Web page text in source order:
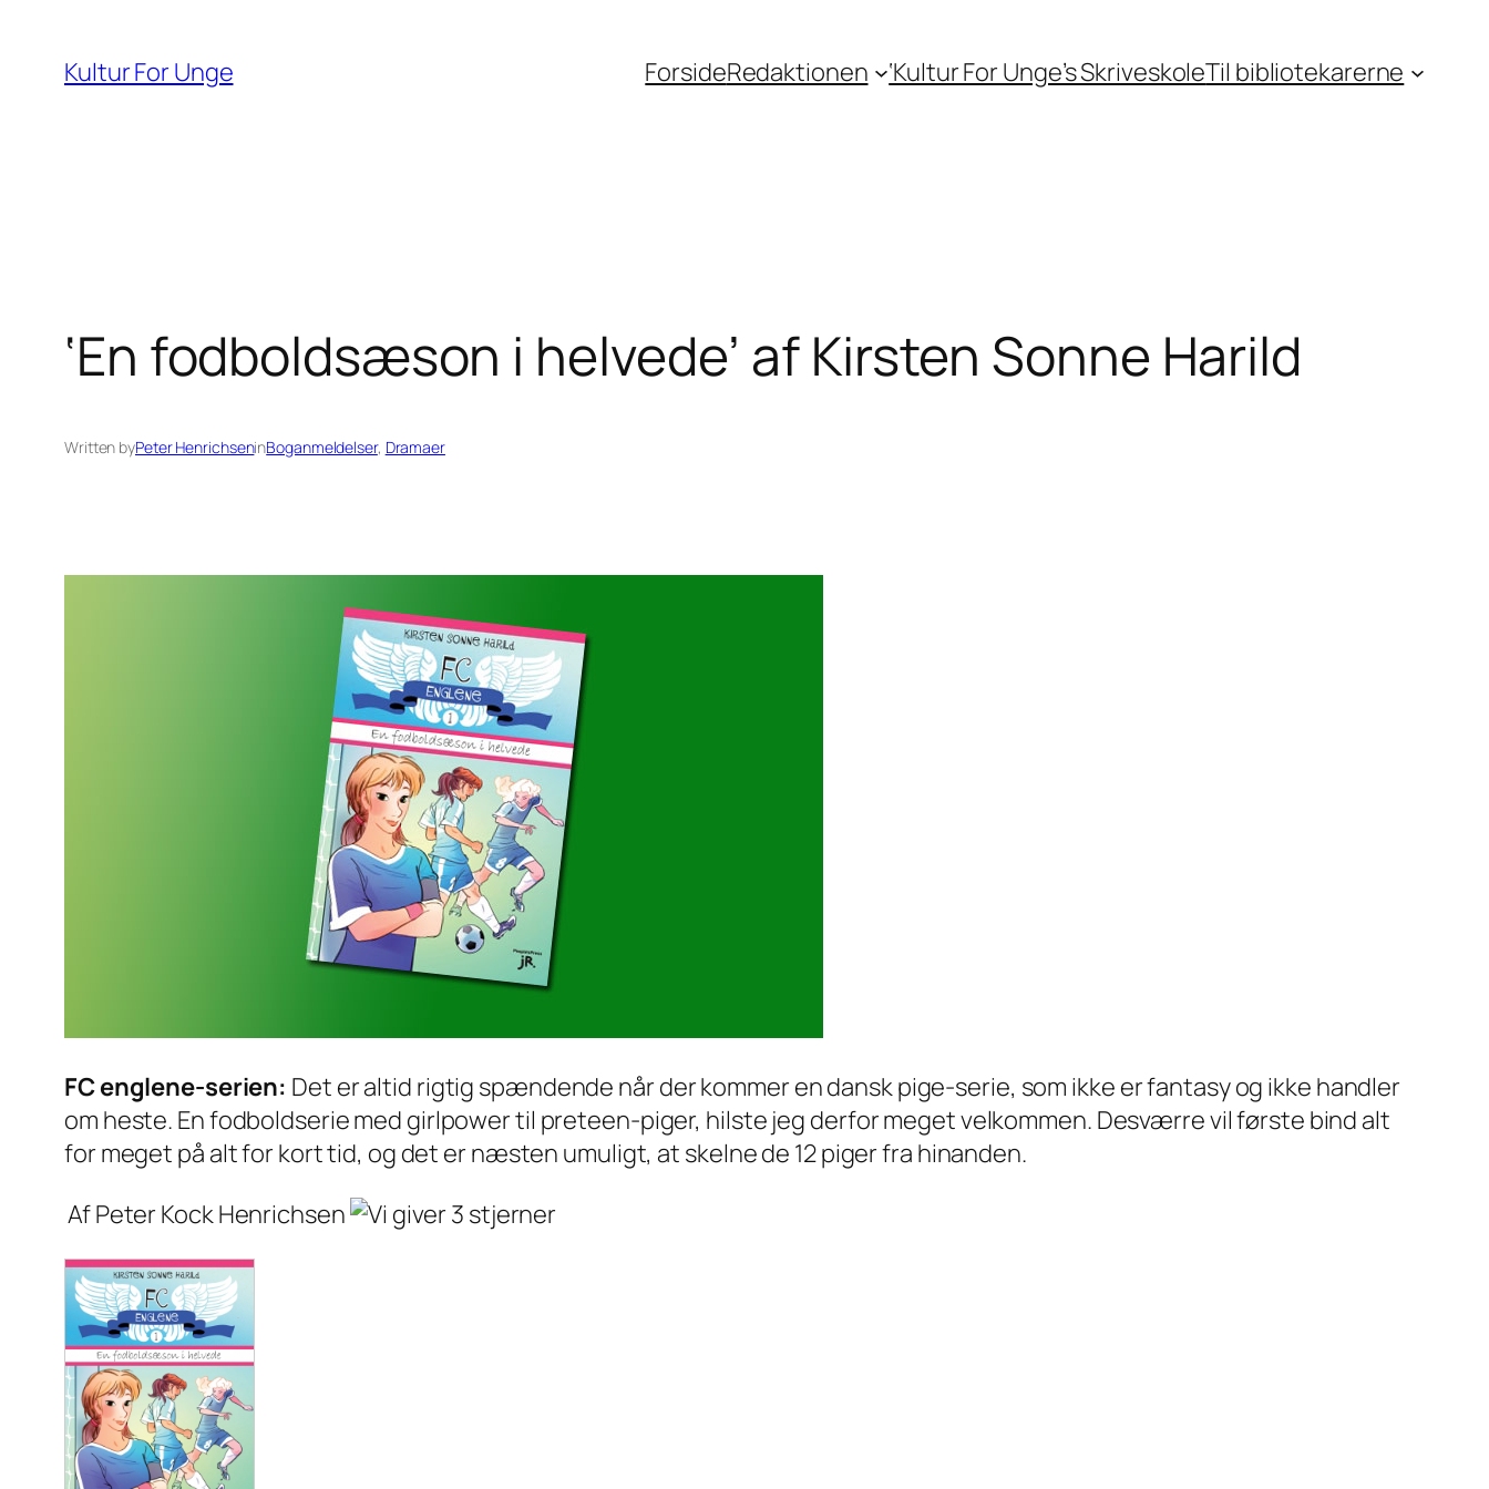
indhold
Kultur For Unge ForsideRedaktionen ‘Kultur For Unge’s SkriveskoleTil bibliotekarerne
‘En fodboldsæson i helvede’ af Kirsten Sonne Harild
Written byPeter HenrichseninBoganmeldelser, Dramaer
FC englene-serien: Det er altid rigtig spændende når der kommer en dansk pige-serie, som ikke er fantasy og ikke handler
om heste. En fodboldserie med girlpower til preteen-piger, hilste jeg derfor meget velkommen. Desværre vil første bind alt
for meget på alt for kort tid, og det er næsten umuligt, at skelne de 12 piger fra hinanden.
Af Peter Kock Henrichsen